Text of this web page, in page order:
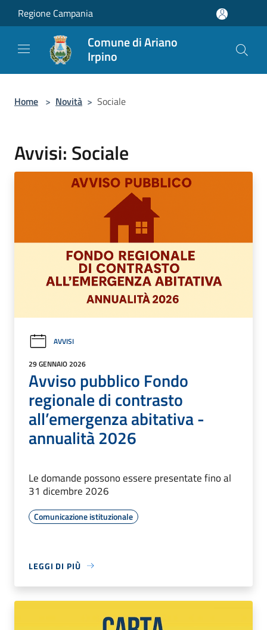
Salta al contenuto principale
Regione Campania
Comune di Ariano
Irpino
Home > Novità > Sociale
Avvisi: Sociale
AVVISI
29 GENNAIO 2026
Avviso pubblico Fondo
regionale di contrasto
all’emergenza abitativa -
annualità 2026
Le domande possono essere presentate fino al
31 dicembre 2026
Comunicazione istituzionale
LEGGI DI PIÙ